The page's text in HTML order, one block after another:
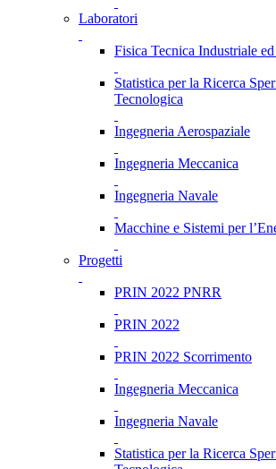
Laboratori
Fisica Tecnica Industriale
Statistica per la Ricerca
Tecnologica
Ingegneria Aerospaziale
Ingegneria Meccanica
Ingegneria Navale
Macchine e Sistemi per
Progetti
PRIN 2022 PNRR
PRIN 2022
PRIN 2022 Scorrimento
Ingegneria Meccanica
Ingegneria Navale
Statistica per la Ricerca